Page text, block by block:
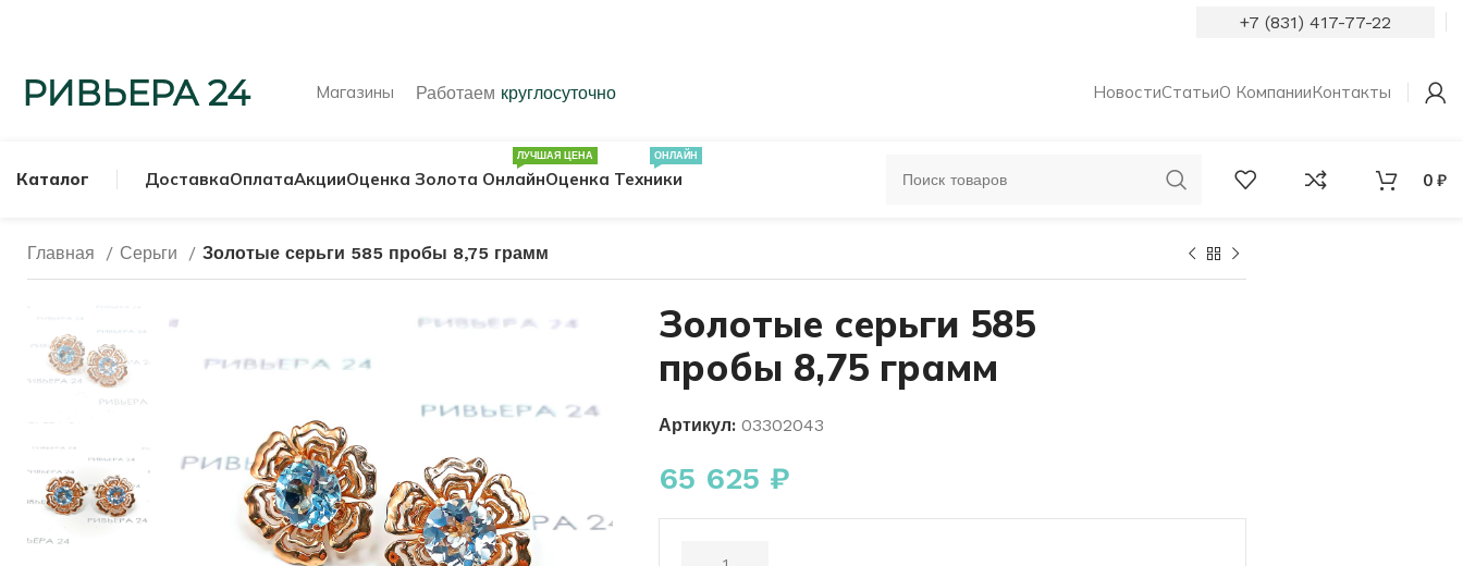
+7 (831) 417-77-22
Магазины Работаем круглосуточно НовостиСтатьиО КомпанииКонтакты
Каталог
МУЖСКИЕ КОЛЬЦА ПЕЧАТКИ КОЛЬЦА 583 ПРОБЫ
ОБРУЧАЛЬНЫЕ
КОЛЬЦА С
СЕРЕБРЯНЫЕ КОЛЬЦА
ДоставкаОплатаАкцииОценка Золота Онлайн
ЛУЧШАЯ ЦЕНА
Оценка Техники
ОНЛАЙН
0 ₽
Главная Серьги Золотые серьги 585 пробы 8,75 грамм
Золотые серьги 585
пробы 8,75 грамм
Артикул: 03302043
65 625 ₽